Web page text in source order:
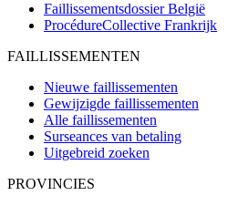
Faillissementsdossier België
ProcédureCollective Frankrijk
FAILLISSEMENTEN
Nieuwe faillissementen
Gewijzigde faillissementen
Alle faillissementen
Surseances van betaling
Uitgebreid zoeken
PROVINCIES